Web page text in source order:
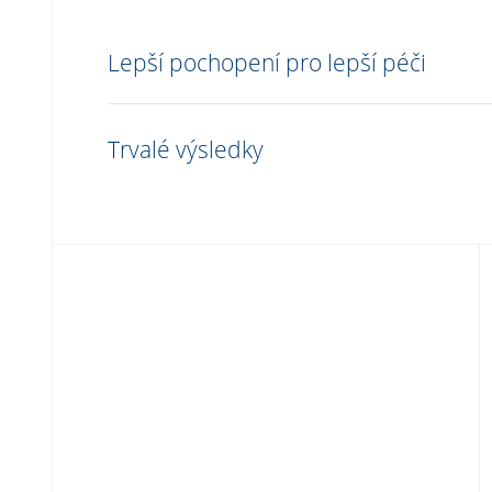
Lepší pochopení pro lepší péči
Trvalé výsledky